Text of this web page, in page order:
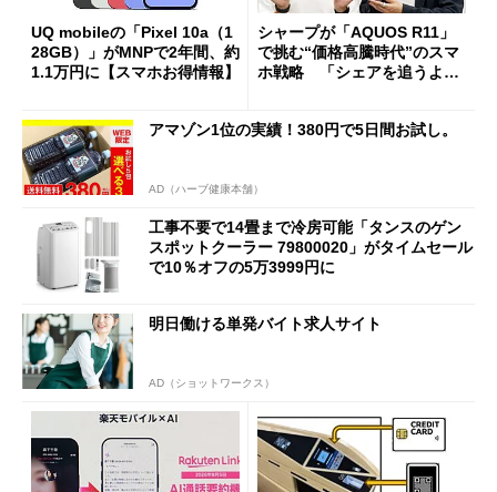
UQ mobileの「Pixel 10a（1
28GB）」がMNPで2年間、約
1.1万円に【スマホお得情報】
シャープが「AQUOS R11」
で挑む“価格高騰時代”のスマ
ホ戦略 「シェアを追うより
アマゾン1位の実績！380円で5日間お試し。
AD（ハーブ健康本舗）
工事不要で14畳まで冷房可能「タンスのゲン
スポットクーラー 79800020」がタイムセール
で10％オフの5万3999円に
明日働ける単発バイト求人サイト
AD（ショットワークス）